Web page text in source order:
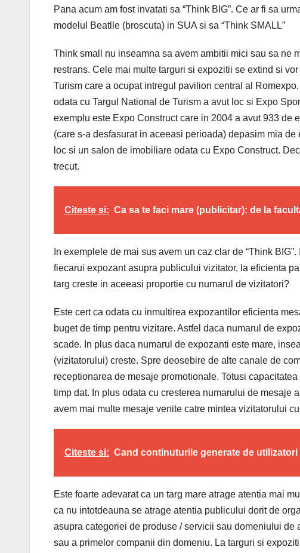
Pana acum am fost invatati sa “Think BIG”. Ce ar fi sa
modelul Beatlle (broscuta) in SUA si sa “Think SMALL”
Think small nu inseamna sa avem ambitii mici sau sa ne
restrans. Cele mai multe targuri si expozitii se extind si
Turism care a ocupat intregul pavilion central al
odata cu Targul National de Turism a avut loc si Expo
exemplu este Expo Construct care in 2004 a avut 933
(care s-a desfasurat in aceeasi perioada) depasim mia
loc si un salon de imobiliare odata cu Expo Construct.
trecut.
Citeste si: Ca sa te faci mare (publicitar): de la
In exemplele de mai sus avem un caz clar de “Think
fiecarui expozant asupra publicului vizitator, la eficienta
targ creste in aceeasi proportie cu numarul de vizitatori?
Este cert ca odata cu inmultirea expozantilor eficienta
buget de timp pentru vizitare. Astfel daca numarul de
scade. In plus daca numarul de expozanti este mare,
(vizitatorului) creste. Spre deosebire de alte canale de
receptionarea de mesaje promotionale. Totusi
timp dat. In plus odata cu cresterea numarului de mesaje
avem mai multe mesaje venite catre mintea vizitatorului
Citeste si: Cand continuturile generate de utilizatori
Este foarte adevarat ca un targ mare atrage atentia mai
ca nu intotdeauna se atrage atentia publicului dorit de
asupra categoriei de produse / servicii sau domeniului
sau a primelor companii din domeniu. La targuri si